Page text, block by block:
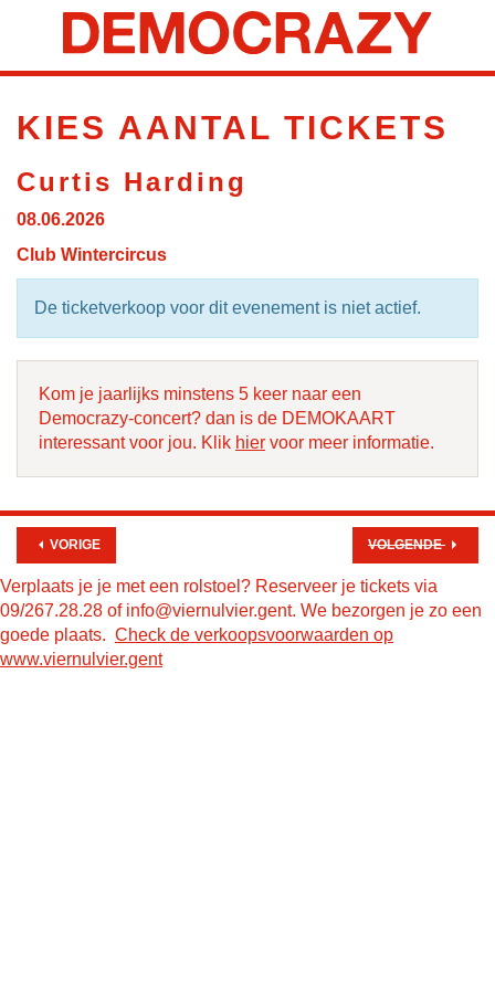
KIES AANTAL TICKETS
Curtis Harding
08.06.2026
Club Wintercircus
De ticketverkoop voor dit evenement is niet actief.
Kom je jaarlijks minstens 5 keer naar een
Democrazy-concert? dan is de DEMOKAART
interessant voor jou. Klik hier voor meer informatie.
VORIGE VOLGENDE
Verplaats je je met een rolstoel? Reserveer je tickets via
09/267.28.28 of info@viernulvier.gent. We bezorgen je zo een
goede plaats. Check de verkoopsvoorwaarden op
www.viernulvier.gent